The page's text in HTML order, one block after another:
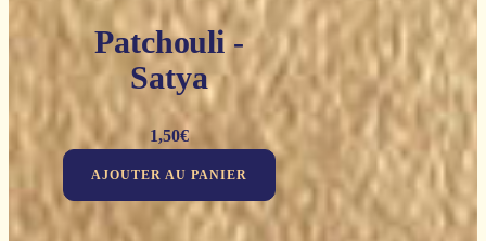
Patchouli -
Satya
1,50€
AJOUTER AU PANIER